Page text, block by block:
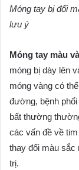
Móng tay bị đổi
lưu ý
Móng tay màu
móng bị dày lên
móng vàng có
đường, bệnh
bất thường
các vấn đề về
thay đổi màu sắc
trị.